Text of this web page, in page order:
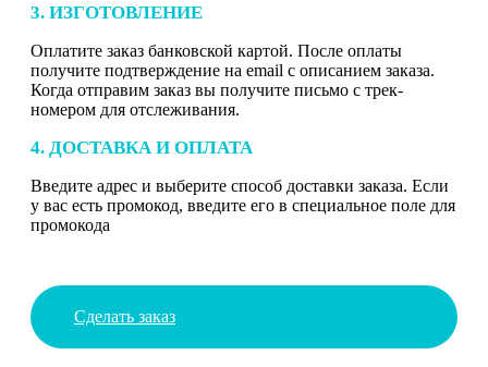
3. ИЗГОТОВЛЕНИЕ
Оплатите заказ банковской картой. После оплаты
получите подтверждение на email с описанием заказа.
Когда отправим заказ вы получите письмо с трек-
номером для отслеживания.
4. ДОСТАВКА И ОПЛАТА
Введите адрес и выберите способ доставки заказа. Если
у вас есть промокод, введите его в специальное поле для
промокода
Сделать заказ